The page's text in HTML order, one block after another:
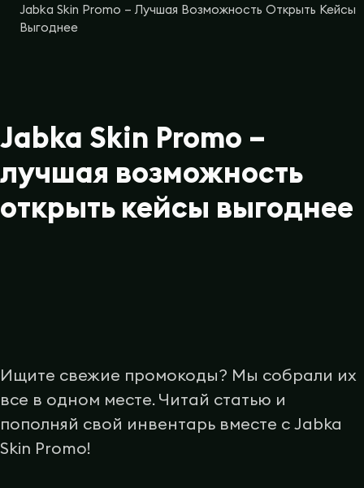
Jabka Skin Promo – Лучшая Возможность Открыть Кейсы
Выгоднее
Jabka Skin Promo –
лучшая возможность
открыть кейсы выгоднее
Ищите свежие промокоды? Мы собрали их
все в одном месте. Читай статью и
пополняй свой инвентарь вместе с Jabka
Skin Promo!